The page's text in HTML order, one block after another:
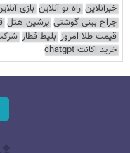
خبرآنلاین راه نو آنلاین بازی
جراح بینی گوشتی پرشین هتل
قیمت طلا امروز بلیط قطار
خرید اکانت chatgpt